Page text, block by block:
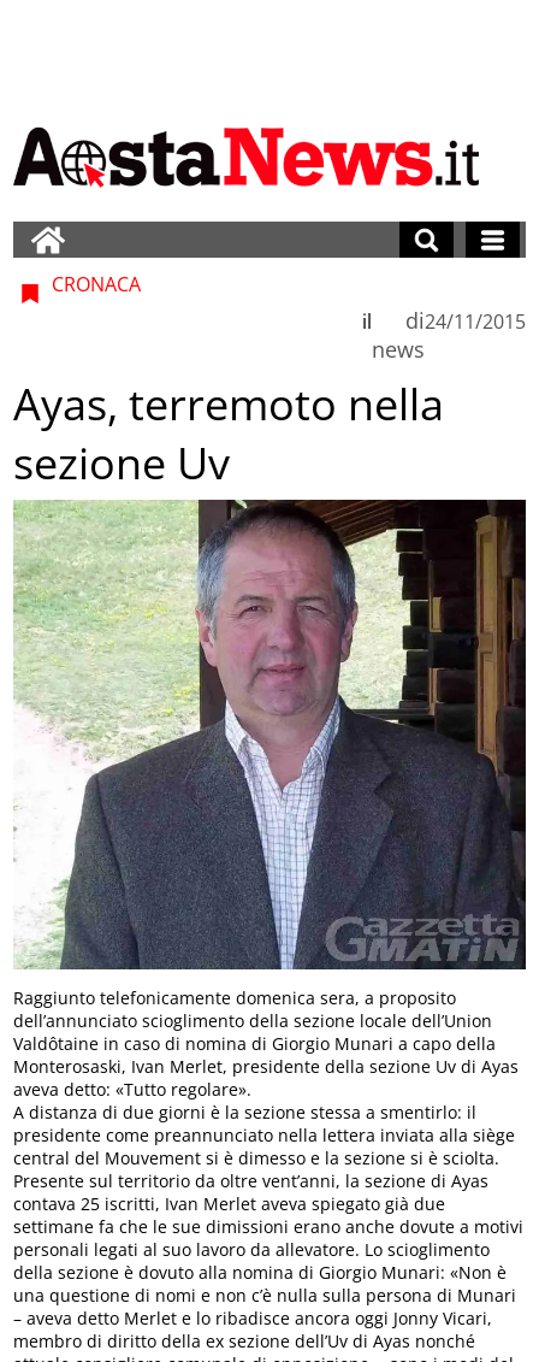
CRONACA
di
news
il 24/11/2015
Ayas, terremoto nella
sezione Uv
Raggiunto telefonicamente domenica sera, a proposito
dell’annunciato scioglimento della sezione locale dell’Union
Valdôtaine in caso di nomina di Giorgio Munari a capo della
Monterosaski, Ivan Merlet, presidente della sezione Uv di Ayas
aveva detto: «Tutto regolare».
A distanza di due giorni è la sezione stessa a smentirlo: il
presidente come preannunciato nella lettera inviata alla siège
central del Mouvement si è dimesso e la sezione si è sciolta.
Presente sul territorio da oltre vent’anni, la sezione di Ayas
contava 25 iscritti, Ivan Merlet aveva spiegato già due
settimane fa che le sue dimissioni erano anche dovute a motivi
personali legati al suo lavoro da allevatore. Lo scioglimento
della sezione è dovuto alla nomina di Giorgio Munari: «Non è
una questione di nomi e non c’è nulla sulla persona di Munari
– aveva detto Merlet e lo ribadisce ancora oggi Jonny Vicari,
membro di diritto della ex sezione dell’Uv di Ayas nonché